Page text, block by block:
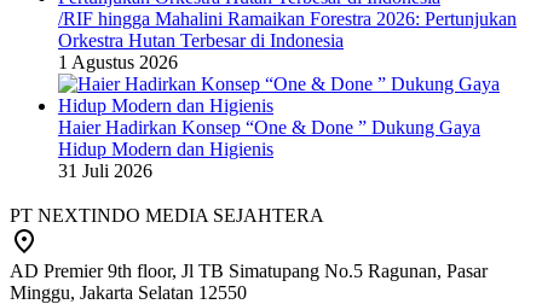
/RIF hingga Mahalini Ramaikan Forestra 2026: Pertunjukan
Orkestra Hutan Terbesar di Indonesia
1 Agustus 2026
Haier Hadirkan Konsep “One & Done ” Dukung Gaya
Hidup Modern dan Higienis
31 Juli 2026
PT NEXTINDO MEDIA SEJAHTERA
AD Premier 9th floor, Jl TB Simatupang No.5 Ragunan, Pasar
Minggu, Jakarta Selatan 12550